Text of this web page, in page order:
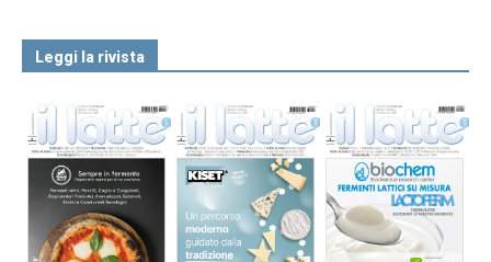
Leggi la rivista